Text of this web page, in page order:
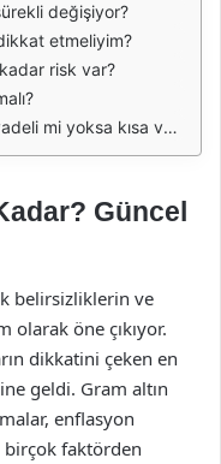
değişiyor?
etmeliyim?
kadar risk var?
kısa vadeli mi yapılmalı?
Güncel
belirsizliklerin ve
olarak öne çıkıyor.
dikkatini çeken en
geldi. Gram altın
enflasyon
faktörden